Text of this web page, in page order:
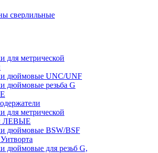
сверлильные
для метрической
дюймовые UNC/UNF
дюймовые резьба G
для метрической
ЛЕВЫЕ
дюймовые BSW/BSF
дюймовые для резьб G,